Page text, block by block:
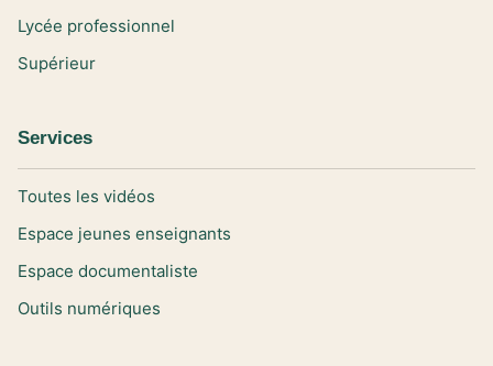
Lycée professionnel
Supérieur
Services
Toutes les vidéos
Espace jeunes enseignants
Espace documentaliste
Outils numériques